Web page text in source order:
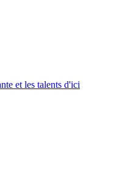
et les talents d'ici